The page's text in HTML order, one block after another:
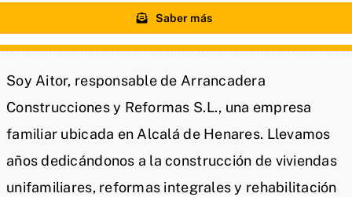
Soy Aitor, responsable de Arrancadera
Construcciones y Reformas S.L., una empresa
familiar ubicada en Alcalá de Henares. Llevamos
años dedicándonos a la construcción de viviendas
unifamiliares, reformas integrales y rehabilitación
Saber más